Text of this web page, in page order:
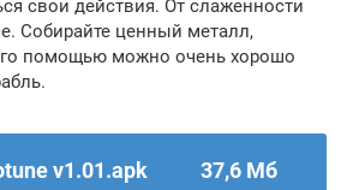
свои действия. От слаженности
Собирайте ценный металл,
помощью можно очень хорошо
v1.01.apk 37,6 Мб